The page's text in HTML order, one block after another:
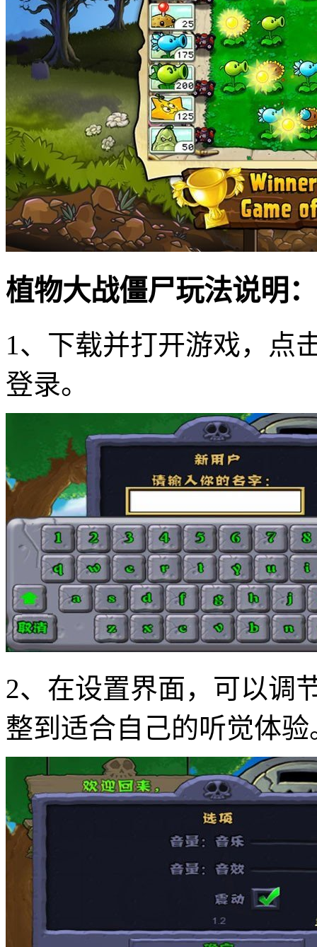
植物大战僵尸玩法说明：
1、下载并打开游戏，点
登录。
2、在设置界面，可以调
整到适合自己的听觉体验